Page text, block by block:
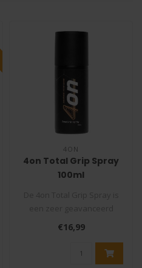
4ON
4on Total Grip Spray
100ml
antislipspray voor op de
grip da..
€16,99